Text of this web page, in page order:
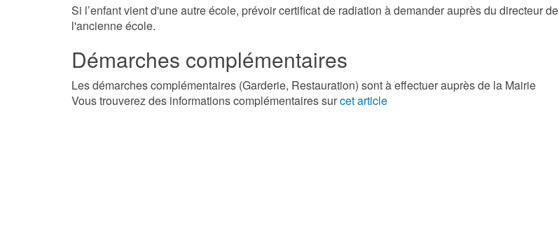
Si l’enfant vient d'une autre école, prévoir certificat de radiation à demander auprès du directeur de
l'ancienne école.
Démarches complémentaires
Les démarches complémentaires (Garderie, Restauration) sont à effectuer auprès de la Mairie
Vous trouverez des informations complémentaires surcet article